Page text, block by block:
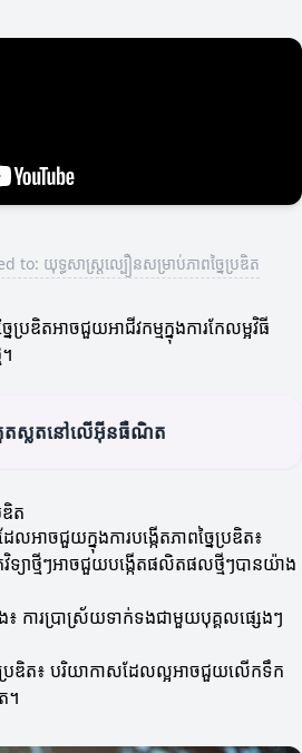
to: យុទ្ធសាស្ត្រល្បឿនសម្រាប់ភាពច្នៃប្រឌិត
ប្រឌិតអាចជួយអាជីវកម្មក្នុងការកែលម្អវិធី
កួតស្លតនៅលើអ៊ីនធឺណិត
ឌិត
ែលអាចជួយក្នុងការបង្កើតភាពច្នៃប្រឌិត៖
កវិទ្យាថ្មីៗអាចជួយបង្កើតផលិតផលថ្មីៗបានយ៉ាង
៖ ការប្រាស្រ័យទាក់ទងជាមួយបុគ្គលផ្សេងៗ
ៃប្រឌិត៖ បរិយាកាសដែលល្អអាចជួយលើកទឹក
។